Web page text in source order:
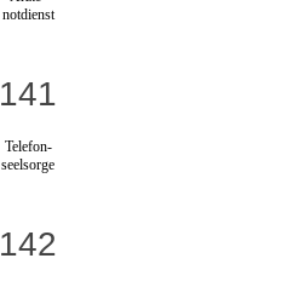
notdienst
141
Telefon-
seelsorge
142